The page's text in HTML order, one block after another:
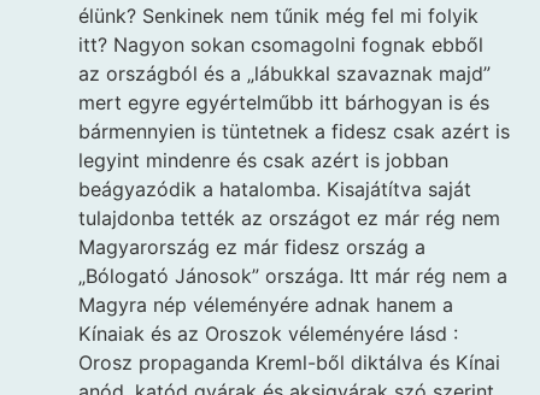
élünk? Senkinek nem tűnik még fel mi folyik
itt? Nagyon sokan csomagolni fognak ebből
az országból és a „lábukkal szavaznak majd”
mert egyre egyértelműbb itt bárhogyan is és
bármennyien is tüntetnek a fidesz csak azért is
legyint mindenre és csak azért is jobban
beágyazódik a hatalomba. Kisajátítva saját
tulajdonba tették az országot ez már rég nem
Magyarország ez már fidesz ország a
„Bólogató Jánosok” országa. Itt már rég nem a
Magyra nép véleményére adnak hanem a
Kínaiak és az Oroszok véleményére lásd :
Orosz propaganda Kreml-ből diktálva és Kínai